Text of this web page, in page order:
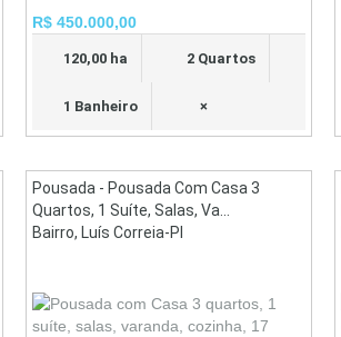
R$ 450.000,00
120,00 ha 2 Quartos
1 Banheiro ×
Pousada - Pousada Com Casa 3
Quartos, 1 Suíte, Salas, Va...
Bairro, Luís Correia-PI